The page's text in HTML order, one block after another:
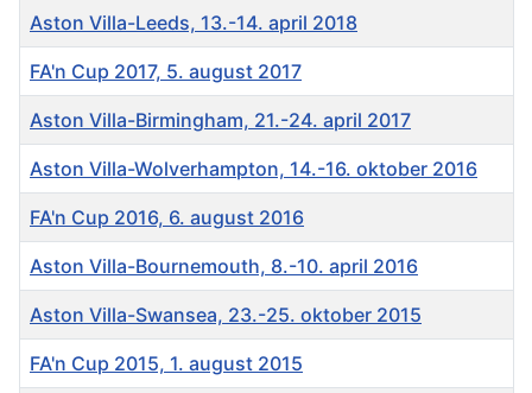
Aston Villa-Leeds, 13.-14. april 2018
FA'n Cup 2017, 5. august 2017
Aston Villa-Birmingham, 21.-24. april 2017
Aston Villa-Wolverhampton, 14.-16. oktober 2016
FA'n Cup 2016, 6. august 2016
Aston Villa-Bournemouth, 8.-10. april 2016
Aston Villa-Swansea, 23.-25. oktober 2015
FA'n Cup 2015, 1. august 2015